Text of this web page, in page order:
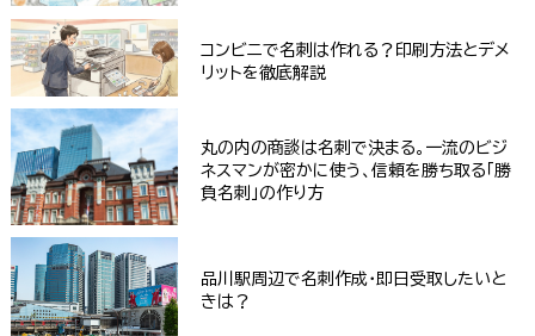
コンビニで名刺は作れる？印刷方法とデメ
リットを徹底解説
丸の内の商談は名刺で決まる。一流のビジ
ネスマンが密かに使う、信頼を勝ち取る「勝
負名刺」の作り方
品川駅周辺で名刺作成・即日受取したいと
きは？